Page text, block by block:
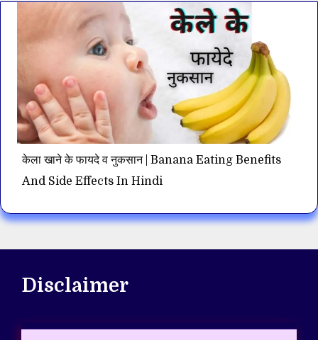
केला खाने के फायदे व नुकसान | Banana Eating Benefits
And Side Effects In Hindi
Disclaimer